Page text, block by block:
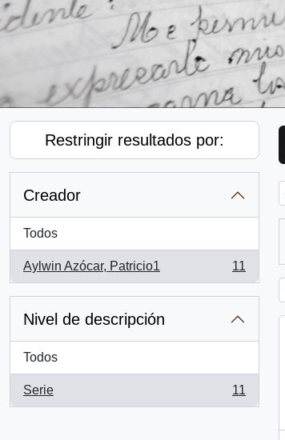
Restringir resultados por:
Creador
Todos
Aylwin Azócar, Patricio1
, 11 resultados
11
Nivel de descripción
Todos
Serie
, 11 resultados
11